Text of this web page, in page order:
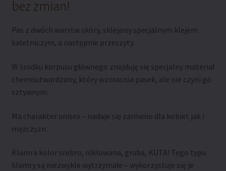
bez zmian!
Pas z dwóch warstw skóry, sklejony specjalnym klejem
kaletniczym, a następnie przeszyty.
W środku korpusu głównego znajduję się specjalny materiał
chemoutwardzany, który wzmacnia pasek, ale nie czyni go
sztywnym.
Ma charakter unisex – nadaje się zarówno dla kobiet jak i
mężczyzn.
Klamra kolor srebro, niklowana, gruba, KUTA! Tego typu
klamry są niezwykle wytrzymałe – wykorzystuje się je